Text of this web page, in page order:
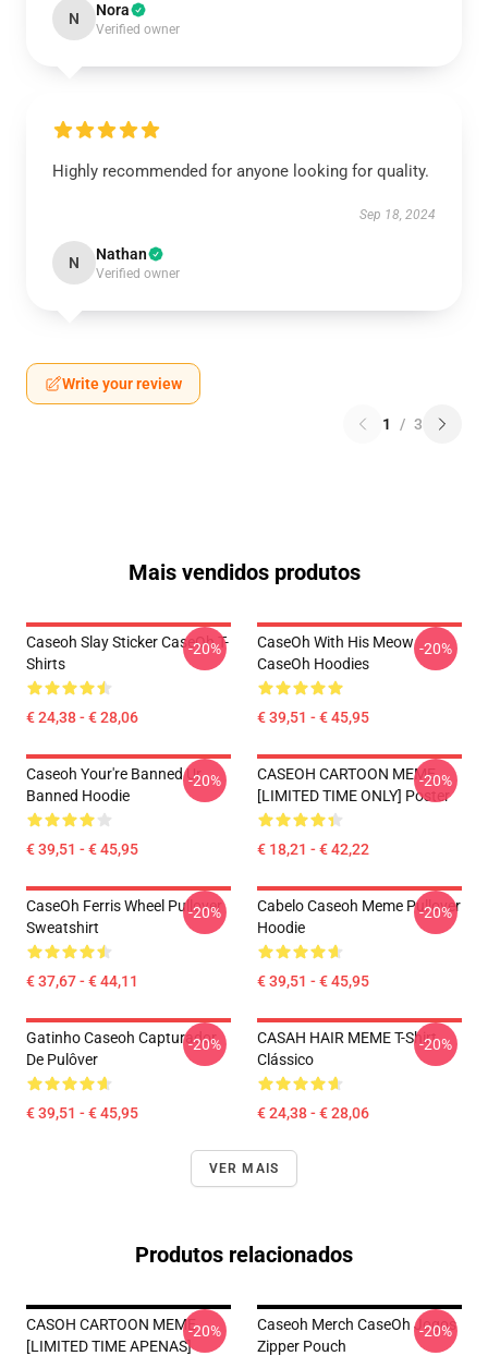
N Nora
Verified owner
Highly recommended for anyone looking for quality.
Sep 18, 2024
N Nathan
Verified owner
Write your review
1 / 3
Mais vendidos produtos
Caseoh Slay Sticker CaseOh T-
Shirts
€ 24,38 - € 28,06
-20%
CaseOh With His Meow
CaseOh Hoodies
€ 39,51 - € 45,95
-20%
Caseoh Your're Banned Ur
Banned Hoodie
€ 39,51 - € 45,95
-20%
CASEOH CARTOON MEME
[LIMITED TIME ONLY] Poster
€ 18,21 - € 42,22
-20%
CaseOh Ferris Wheel Pullover
Sweatshirt
€ 37,67 - € 44,11
-20%
Cabelo Caseoh Meme Pullover
Hoodie
€ 39,51 - € 45,95
-20%
Gatinho Caseoh Capturador
De Pulôver
€ 39,51 - € 45,95
-20%
CASAH HAIR MEME T-Shirt
Clássico
€ 24,38 - € 28,06
-20%
VER MAIS
Produtos relacionados
CASOH CARTOON MEME
[LIMITED TIME APENAS]
-20%
Caseoh Merch CaseOh Jogos
Zipper Pouch
-20%